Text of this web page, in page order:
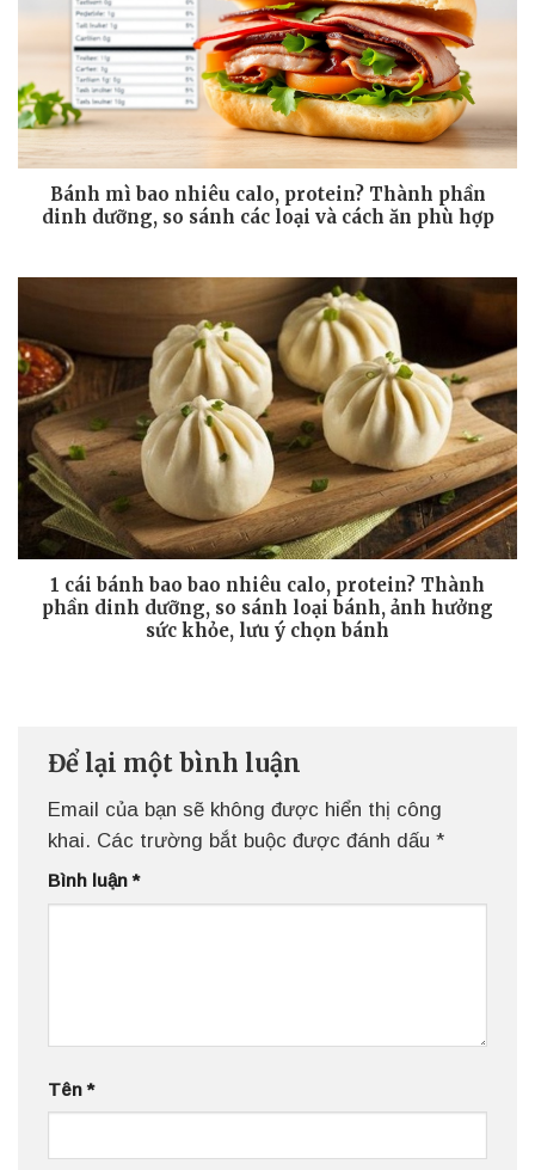
Bánh mì bao nhiêu calo, protein? Thành phần
dinh dưỡng, so sánh các loại và cách ăn phù hợp
1 cái bánh bao bao nhiêu calo, protein? Thành
phần dinh dưỡng, so sánh loại bánh, ảnh hưởng
sức khỏe, lưu ý chọn bánh
Để lại một bình luận
Email của bạn sẽ không được hiển thị công
khai. Các trường bắt buộc được đánh dấu *
Bình luận*
Tên*